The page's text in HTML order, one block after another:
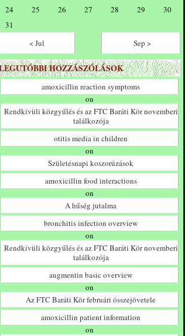
24
25 26 27 28 29
30
31
< Jul
Sep >
HOZZÁSZÓLÁSOK
amoxicillin reaction symptoms
on
Rendkívüli közgyűlés és az FTC Baráti Kör novemberi
találkozója
otitis media in children
on
Születésnapi koszorúzások
amoxicillin food interactions
on
A hűség jutalma
bronchitis infection overview
on
Rendkívüli közgyűlés és az FTC Baráti Kör novemberi
találkozója
augmentin basic overview
on
Az FTC Baráti Kör februári összejövetele
amoxicillin patient information
on